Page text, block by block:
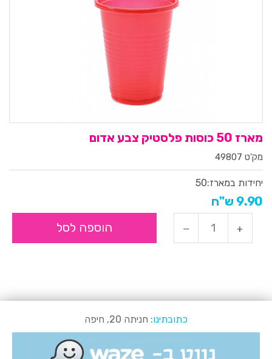
מארז 50 כוסות פלסטיק צבע אדום
מק'ט 49807
יחידות במארז:50
9.90 ש"ח
הוספה לסל
כתובתינו: חניתה 20, חיפה